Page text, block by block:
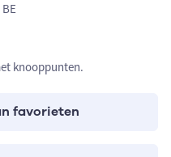
knooppunten.
favorieten